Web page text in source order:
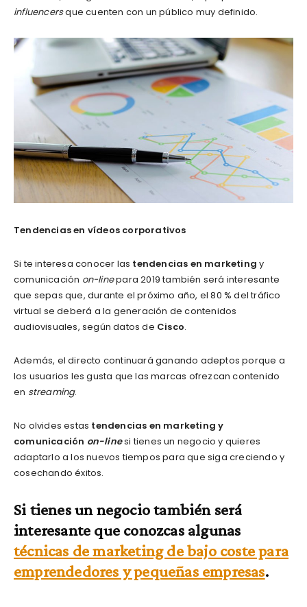
influencersque cuenten con un público muy definido.
Tendencias en vídeos corporativos
Si te interesa conocer las tendencias en marketing y
comunicación on-linepara 2019 también será interesante
que sepas que, durante el próximo año, el 80 % del tráfico
virtual se deberá a la generación de contenidos
audiovisuales, según datos de Cisco.
Además, el directo continuará ganando adeptos porque a
los usuarios les gusta que las marcas ofrezcan contenido
en streaming.
No olvides estas tendencias en marketing y
comunicación on-linesi tienes un negocio y quieres
adaptarlo a los nuevos tiempos para que siga creciendo y
cosechando éxitos.
Si tienes un negocio también será
interesante que conozcas algunas
técnicas de marketing de bajo coste para
emprendedores y pequeñas empresas.